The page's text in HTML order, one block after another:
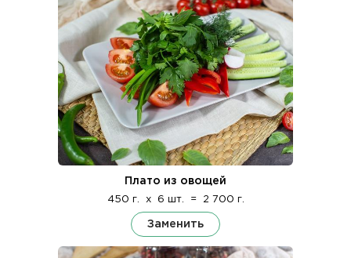
Плато из овощей
450 г. x 6 шт. = 2 700 г.
Заменить